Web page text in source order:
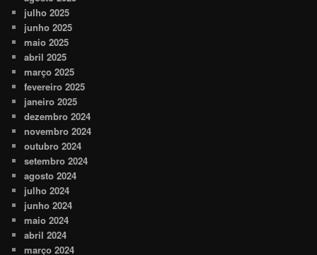
julho 2025
junho 2025
maio 2025
abril 2025
março 2025
fevereiro 2025
janeiro 2025
dezembro 2024
novembro 2024
outubro 2024
setembro 2024
agosto 2024
julho 2024
junho 2024
maio 2024
abril 2024
março 2024